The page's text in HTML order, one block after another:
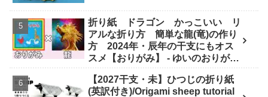
折り紙 ドラゴン かっこいい リ
アルな折り方 簡単な龍(竜)の作り
方 2024年・辰年の干支にもオス
スメ【おりがみ】 - ゆいのおりがみ
【2027干支・未】ひつじの折り紙
(英訳付き)/Origami sheep tutorial